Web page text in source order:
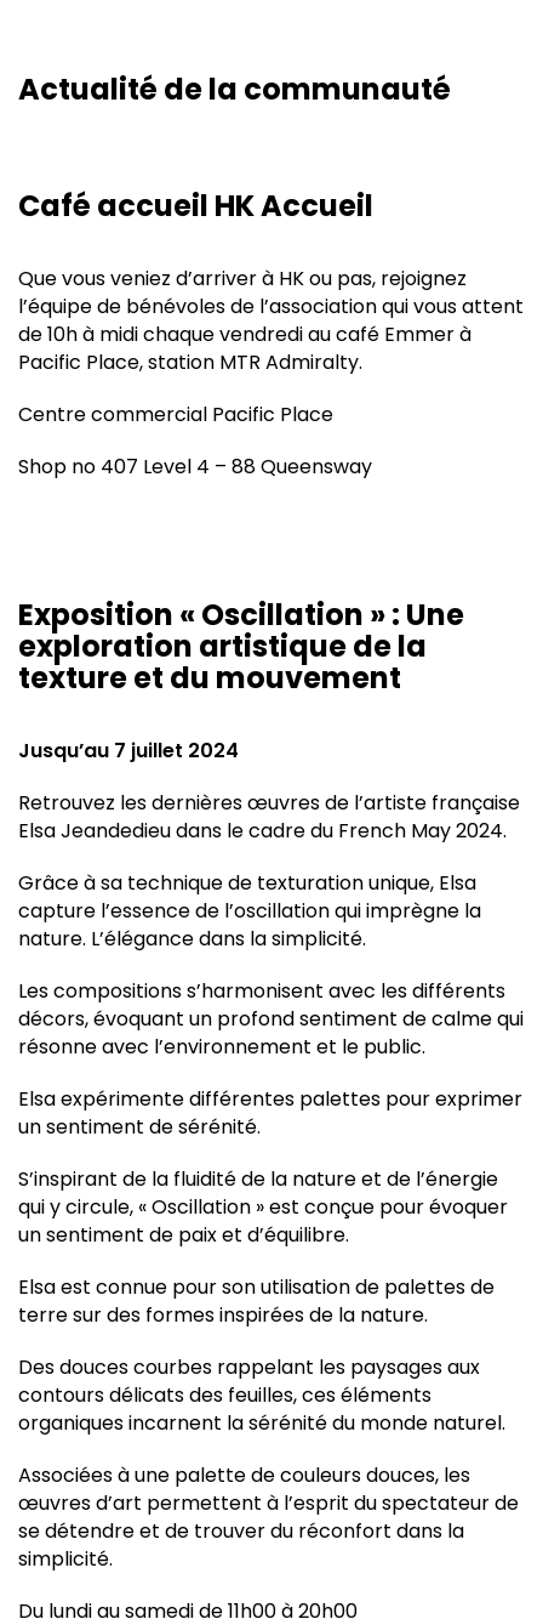
Actualité de la communauté
Café accueil HK Accueil
Que vous veniez d’arriver à HK ou pas, rejoignez
l’équipe de bénévoles de l’association qui vous attent
de 10h à midi chaque vendredi au café Emmer à
Pacific Place, station MTR Admiralty.
Centre commercial Pacific Place
Shop no 407 Level 4 – 88 Queensway
Exposition « Oscillation » : Une
exploration artistique de la
texture et du mouvement
Jusqu’au 7 juillet 2024
Retrouvez les dernières œuvres de l’artiste française
Elsa Jeandedieu dans le cadre du French May 2024.
Grâce à sa technique de texturation unique, Elsa
capture l’essence de l’oscillation qui imprègne la
nature. L’élégance dans la simplicité.
Les compositions s’harmonisent avec les différents
décors, évoquant un profond sentiment de calme qui
résonne avec l’environnement et le public.
Elsa expérimente différentes palettes pour exprimer
un sentiment de sérénité.
S’inspirant de la fluidité de la nature et de l’énergie
qui y circule, « Oscillation » est conçue pour évoquer
un sentiment de paix et d’équilibre.
Elsa est connue pour son utilisation de palettes de
terre sur des formes inspirées de la nature.
Des douces courbes rappelant les paysages aux
contours délicats des feuilles, ces éléments
organiques incarnent la sérénité du monde naturel.
Associées à une palette de couleurs douces, les
œuvres d’art permettent à l’esprit du spectateur de
se détendre et de trouver du réconfort dans la
simplicité.
Du lundi au samedi de 11h00 à 20h00